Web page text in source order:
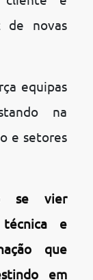
de novas
equipas
na
e setores
se vier
técnica e
que
em